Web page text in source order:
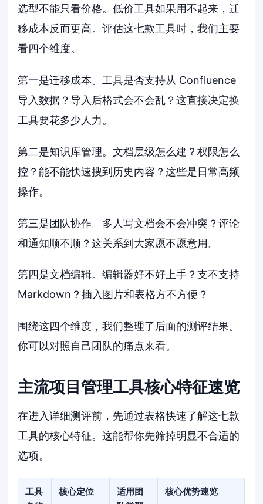
选型不能只看价格。低价工具如果用不起来，迁
移成本反而更高。评估这七款工具时，我们主要
看四个维度。
第一是迁移成本。工具是否支持从 Confluence
导入数据？导入后格式会不会乱？这直接决定换
工具要花多少人力。
第二是知识库管理。文档层级怎么建？权限怎么
控？能不能快速搜到历史内容？这些是日常高频
操作。
第三是团队协作。多人写文档会不会冲突？评论
和通知顺不顺？这关系到大家愿不愿意用。
第四是文档编辑。编辑器好不好上手？支不支持
Markdown？插入图片和表格方不方便？
围绕这四个维度，我们整理了后面的测评结果。
你可以对照自己团队的痛点来看。
主流项目管理工具核心特征速览
在进入详细测评前，先通过表格快速了解这七款
工具的核心特征。这能帮你先筛掉明显不合适的
选项。
工具
核心定位
适用团
核心优势速览